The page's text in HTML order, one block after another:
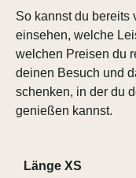
So kannst du bereits
einsehen, welche
welchen Preisen du
deinen Besuch und
schenken, in der du
genießen kannst.
Länge XS